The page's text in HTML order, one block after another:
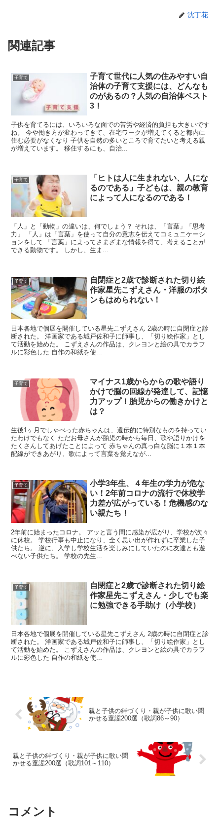
沈丁花
関連記事
子育て
子育て世代に人気の住みやすい自
治体の子育て支援には、どんなも
のがあるの？人気の自治体ベスト
3！
子供を育てるには、いろいろな面での苦労や経済的負担も大きいです
ね。 今や働き方が変わってきて、在宅ワークが増えてくると都内に
住む必要がなくなり 子供を自然の多いところで育てたいと考える親
が増えています。 移住するにも、自治...
子育て
「ヒトは人に生まれない、人にな
るのである」子どもは、親の教育
によって人になるのである！
「人」と「動物」の違いは、何でしょう？ それは、「言葉」「思考
力」 「人」は「言葉」を使って自分の意志を伝えてコミュニケーシ
ョンをして 「言葉」によってさまざまな情報を得て、考えることが
できる動物です。 しかし、生ま...
子育て
自閉症と2歳で診断された切り絵
作家星先こずえさん・洋服のボタ
ンもはめられない！
日本各地で個展を開催している星先こずえさん 2歳の時に自閉症と診
断された。 洋画家である城戸佐和子に師事し、「切り絵作家」とし
て活動を始めた。 こずえさんの作品は、クレヨンと絵の具でカラフ
ルに彩色した 自作の和紙を使...
子育て
マイナス1歳からからの歌や語り
かけで脳の回線が発達して、記憶
力アップ！胎児からの働きかけと
は？
生後1ヶ月でしゃべった赤ちゃんは、遺伝的に特別なものを持ってい
たわけでもなく ただお母さんが胎児の時から毎日、歌や語りかけを
たくさんしてあげたことによって 赤ちゃんの真っ白な脳に１本１本
配線ができあがり、歌によって言葉を覚えなが...
子育て
小学3年生、４年生の学力が危な
い！2年前コロナの流行で休校学
力差が広がっている！危機感のな
い親たち！
2年前に始まったコロナ。 アッと言う間に感染が広がり、学校が次々
に休校。 学校行事も中止になり、全く思い出が作れずに卒業した子
供たち。 逆に、入学し学校生活を楽しみにしていたのに友達とも遊
べない子供たち。 学校の先生...
子育て
自閉症と2歳で診断された切り絵
作家星先こずえさん・少しでも楽
に勉強できる手助け（小学校）
日本各地で個展を開催している星先こずえさん 2歳の時に自閉症と診
断された。 洋画家である城戸佐和子に師事し、「切り絵作家」とし
て活動を始めた。 こずえさんの作品は、クレヨンと絵の具でカラフ
ルに彩色した 自作の和紙を使...
親と子供の絆づくり・親が子供に歌い聞
かせる童謡200選（歌詞86～90）
親と子供の絆づくり・親が子供に歌い聞
かせる童謡200選（歌詞101～110）
コメント